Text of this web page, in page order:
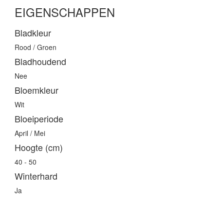
EIGENSCHAPPEN
Bladkleur
Rood / Groen
Bladhoudend
Nee
Bloemkleur
Wit
Bloeiperiode
April / Mei
Hoogte (cm)
40 - 50
Winterhard
Ja